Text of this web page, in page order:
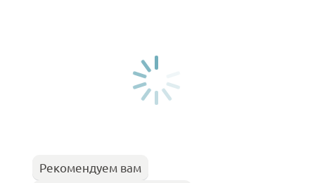
Рекомендуем вам